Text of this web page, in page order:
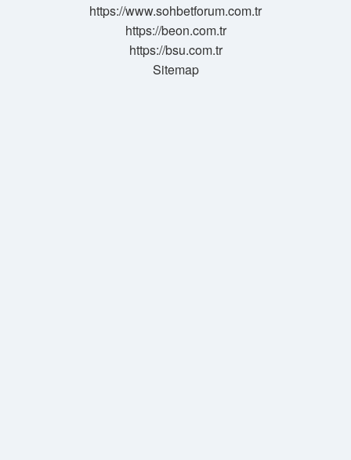
https://www.sohbetforum.com.tr
https://beon.com.tr
https://bsu.com.tr
Sitemap